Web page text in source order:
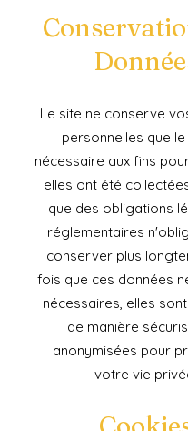
Le site ne conserve
personnelles que
nécessaire aux fins
elles ont été
que des obligations
réglementaires
conserver plus
fois que ces données
nécessaires, elles
de manière
anonymisées pour
votre vie